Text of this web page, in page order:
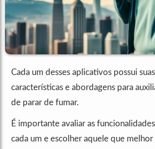
Cada um desses aplicativos possui
características e abordagens para
de parar de fumar.
É importante avaliar as
cada um e escolher aquele que melhor